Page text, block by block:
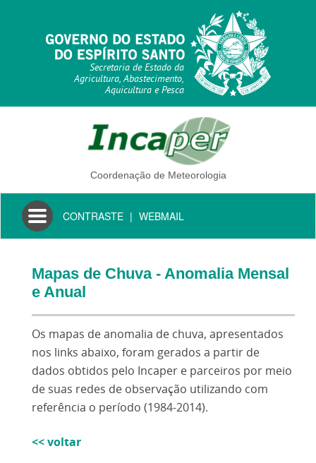
Secretaria de Estado da
Agricultura, Abastecimento,
Aquicultura e Pesca
Coordenação de Meteorologia
Toggle
navigation
CONTRASTE | WEBMAIL
Mapas de Chuva - Anomalia Mensal
e Anual
Os mapas de anomalia de chuva, apresentados
nos links abaixo, foram gerados a partir de
dados obtidos pelo Incaper e parceiros por meio
de suas redes de observação utilizando com
referência o período (1984-2014).
<< voltar